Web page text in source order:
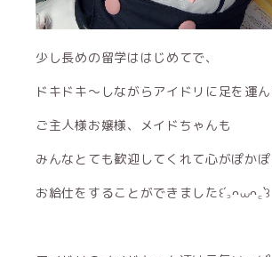
少し長めの留学ははじめてで、
ドキドキ〜しながらアイドリに足を運ん
ご主人様お嬢様、メイドちゃんも
みんなとても歓迎してくれて心がぽか
お給仕をすることができました꒰´꜆ᴖ⩊ᴖ꜀`꒱